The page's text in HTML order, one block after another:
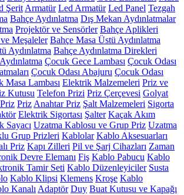
Şerit Armatür Led Armatür Led Panel Tezgah
Bahçe Aydınlatma Dış Mekan Aydınlatmalar
Projektör ve Sensörler Bahçe Aplikleri
Meşaleler Bahçe Masa Üstü Aydınlatma
Aydınlatma Bahçe Aydınlatma Direkleri
Çocuk Gece Lambası Çocuk Odası
Çocuk Odası Abajuru Çocuk Odası
Masa Lambası Elektrik Malzemeleri Priz ve
Kutusu Telefon Prizi Priz Çerçevesi Golyat
Priz Anahtar Priz Şalt Malzemeleri Sigorta
Elektrik Sigortası Şalter Kaçak Akım
Sayacı Uzatma Kablosu ve Grup Priz Uzatma
Grup Prizleri Kablolar Kablo Aksesuarları
Priz Kapı Zilleri Pil ve Şarj Cihazları Zaman
Devre Elemanı Fiş Kablo Pabucu Kablo
Tamir Seti Kablo Düzenleyiciler Susta
Kablo Klipsi Klemens Kroşe Kablo
Kanalı Adaptör Duy Buat Kutusu ve Kapağı